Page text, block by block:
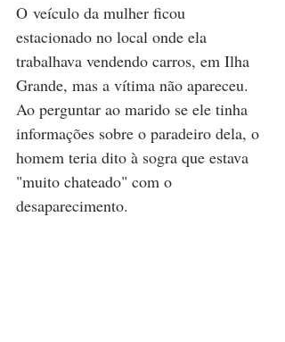
O veículo da mulher ficou
estacionado no local onde ela
trabalhava vendendo carros, em Ilha
Grande, mas a vítima não apareceu.
Ao perguntar ao marido se ele tinha
informações sobre o paradeiro dela, o
homem teria dito à sogra que estava
"muito chateado" com o
desaparecimento.